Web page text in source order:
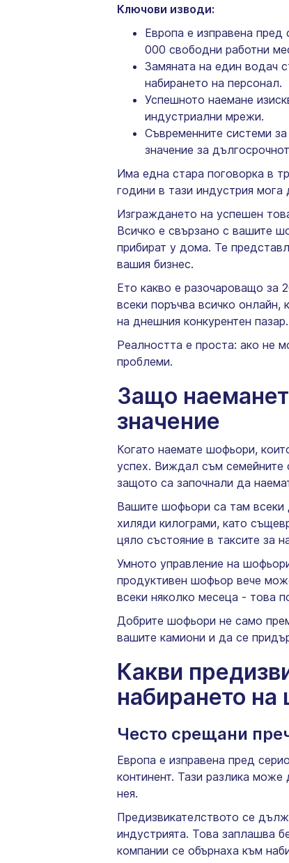
Ключови изводи:
Европа е изправена
000 свободни работни
Замяната на един водач
набирането на персонал.
Успешното наемане
индустриални мрежи.
Съвременните системи
значение за
Има една стара поговорка в
години в тази индустрия
Изграждането на успешен
Всичко е свързано с вашите
прибират у дома. Те
вашия бизнес.
Ето какво е разочароващо за
всеки поръчва всичко онлайн,
на днешния конкурентен пазар.
Реалността е проста: ако не
проблеми.
Защо
значение
Когато наемате шофьори,
успех. Виждал съм семейните
защото са започнали да
Вашите шофьори са там всеки
хиляди килограми, като
цяло състояние в таксите за
Умното управление на
продуктивен шофьор вече
всеки няколко месеца - това
Добрите шофьори не само
вашите камиони и да се
Какви
набирането
Често срещани
Европа е изправена пред
континент. Тази разлика
нея.
Предизвикателството се
индустрията. Това заплашва
компании се обърнаха към